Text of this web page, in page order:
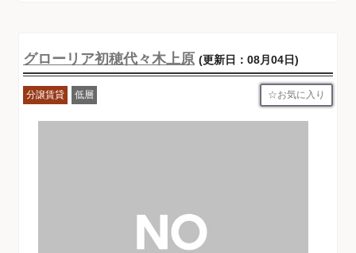
グローリア初穂代々木上原 (更新日：08月04日)
分譲賃貸 低層 お気に入り